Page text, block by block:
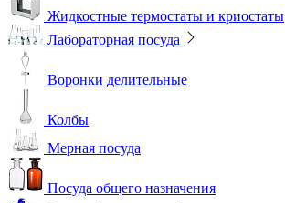
Жидкостные термостаты и криостаты
Лабораторная посуда
Воронки делительные
Колбы
Мерная посуда
Посуда общего назначения